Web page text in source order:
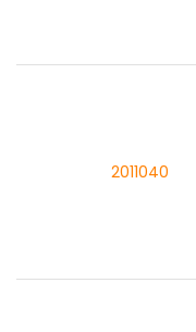
2011040